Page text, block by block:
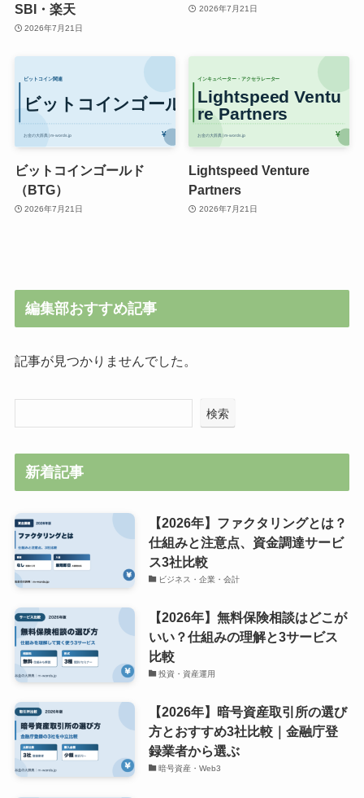
SBI・楽天
2026年7月21日
2026年7月21日
ビットコインゴールド
（BTG）
2026年7月21日
Lightspeed Venture
Partners
2026年7月21日
編集部おすすめ記事
記事が見つかりませんでした。
検索
新着記事
【2026年】ファクタリングとは？
仕組みと注意点、資金調達サービ
ス3社比較
ビジネス・企業・会計
【2026年】無料保険相談はどこが
いい？仕組みの理解と3サービス
比較
投資・資産運用
【2026年】暗号資産取引所の選び
方とおすすめ3社比較｜金融庁登
録業者から選ぶ
暗号資産・Web3